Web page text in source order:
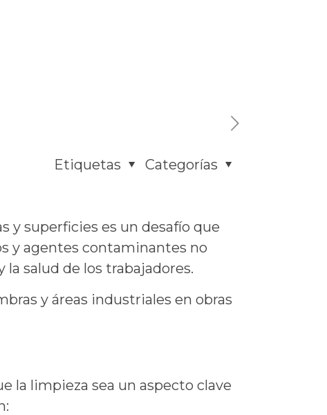
Categorías
Etiquetas
y superficies es un desafío que
y agentes contaminantes no
salud de los trabajadores.
y áreas industriales en obras
la limpieza sea un aspecto clave